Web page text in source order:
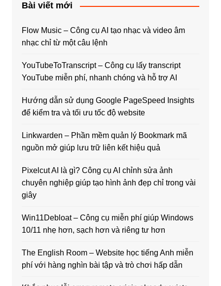
Bài viết mới
Flow Music – Công cụ AI tạo nhạc và video âm
nhạc chỉ từ một câu lệnh
YouTubeToTranscript – Công cụ lấy transcript
YouTube miễn phí, nhanh chóng và hỗ trợ AI
Hướng dẫn sử dụng Google PageSpeed Insights
để kiểm tra và tối ưu tốc độ website
Linkwarden – Phần mềm quản lý Bookmark mã
nguồn mở giúp lưu trữ liên kết hiệu quả
Pixelcut AI là gì? Công cụ AI chỉnh sửa ảnh
chuyên nghiệp giúp tạo hình ảnh đẹp chỉ trong vài
giây
Win11Debloat – Công cụ miễn phí giúp Windows
10/11 nhẹ hơn, sạch hơn và riêng tư hơn
The English Room – Website học tiếng Anh miễn
phí với hàng nghìn bài tập và trò chơi hấp dẫn